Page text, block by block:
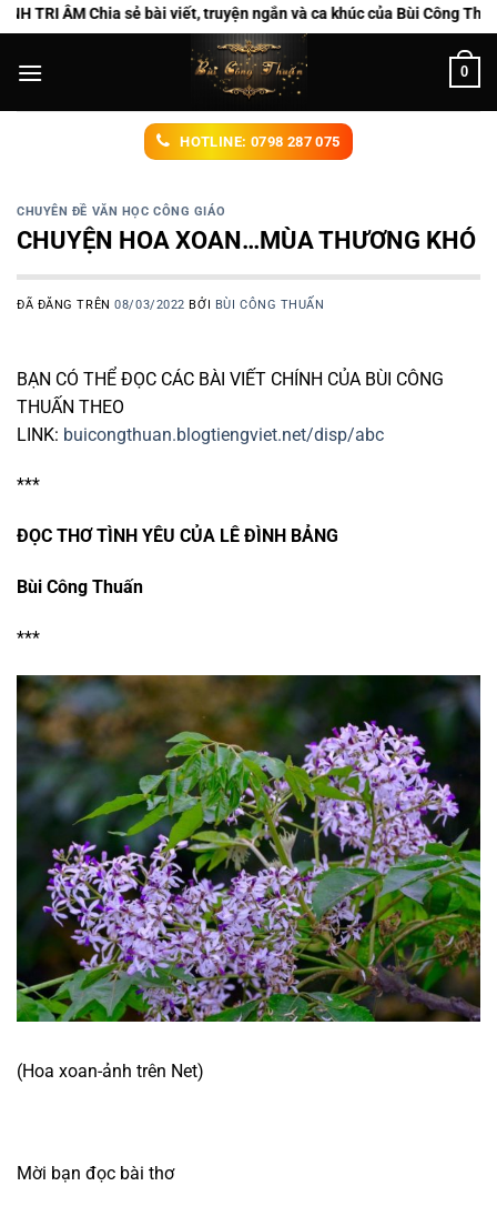
Chuyển
đến
nội
Chia sẻ bài viết, truyện ngắn và ca khúc của Bùi Công Thuấn
0
HOTLINE: 0798 287 075
CHUYÊN ĐỀ VĂN HỌC CÔNG GIÁO
CHUYỆN HOA XOAN…MÙA THƯƠNG KHÓ
ĐÃ ĐĂNG TRÊN08/03/2022 BỞI BÙI CÔNG THUẤN
BẠN CÓ THỂ ĐỌC CÁC BÀI VIẾT CHÍNH CỦA BÙI CÔNG
THUẤN THEO
LINK: buicongthuan.blogtiengviet.net/disp/abc
***
ĐỌC THƠ TÌNH YÊU CỦA LÊ ĐÌNH BẢNG
Bùi Công Thuấn
***
(Hoa xoan-ảnh trên Net)
Mời bạn đọc bài thơ